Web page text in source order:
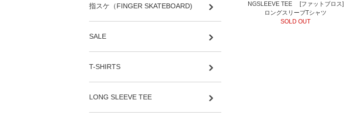
NGSLEEVE TEE [ファットブロス]
ロングスリーブTシャツ
SOLD OUT
指スケ（FINGER SKATEBOARD)
SALE
T-SHIRTS
LONG SLEEVE TEE